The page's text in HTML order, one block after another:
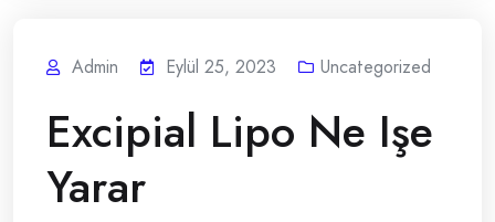
Admin Eylül 25, 2023 Uncategorized
Excipial Lipo Ne Işe
Yarar